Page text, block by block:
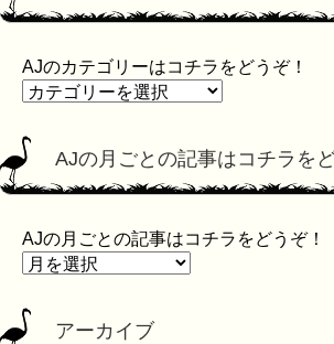
AJのカテゴリーはコチラをどうぞ！
AJの月ごとの記事はコチラをど
AJの月ごとの記事はコチラをどうぞ！
アーカイブ